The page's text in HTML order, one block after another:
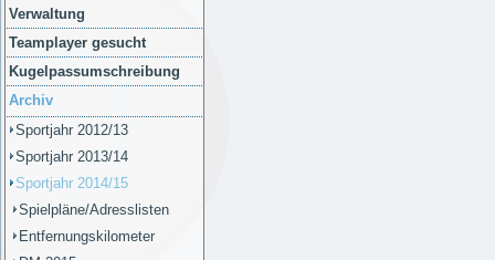
Verwaltung
Teamplayer gesucht
Kugelpassumschreibung
Archiv
Sportjahr 2012/13
Sportjahr 2013/14
Sportjahr 2014/15
Spielpläne/Adresslisten
Entfernungskilometer